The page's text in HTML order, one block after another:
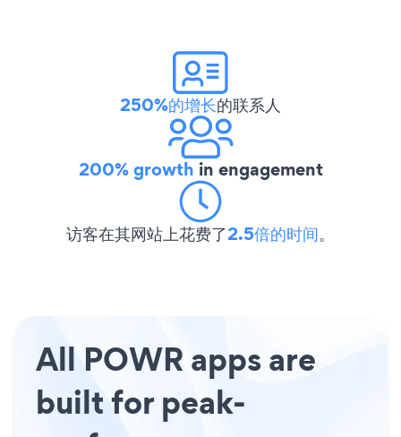
250%的增长的联系人
200% growth in engagement
访客在其网站上花费了2.5倍的时间。
All POWR apps are
built for peak-